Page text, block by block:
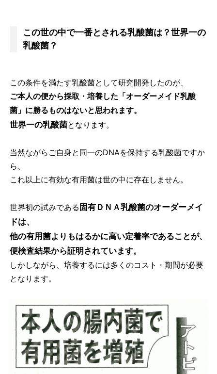
この世の中で一番とされる乳酸菌は？世界一の
乳酸菌？
この条件を満たす乳酸菌として研究開発したのが、
ご本人の便から採取・培養した「オーダーメイド乳酸
菌」に勝るものはないと思われます。
世界一の乳酸菌となります。
当然ながらご自身と同一のDNAを保持する乳酸菌ですか
ら、
これ以上に有効な有用菌は世の中に存在しません。
世界初の試みである 固有ＤＮＡ乳酸菌のオーダーメイ
ドは、
他の有用菌よりもはるかに高い定着率であることが、
便検査結果から証明されています。
しかしながら、培養するには多くのコスト・期間が必要
となります。